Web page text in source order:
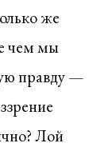
же
чем мы
правду —
Лой